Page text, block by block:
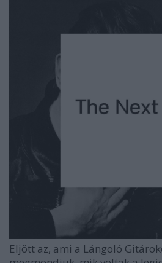
Eljött az, ami a Lángoló